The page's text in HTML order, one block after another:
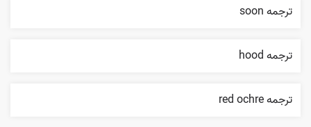
ترجمه soon
ترجمه hood
ترجمه red ochre